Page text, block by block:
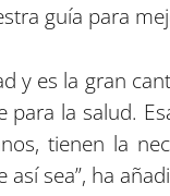
guía para
y es la gran
la salud.
tienen la
sea”, ha